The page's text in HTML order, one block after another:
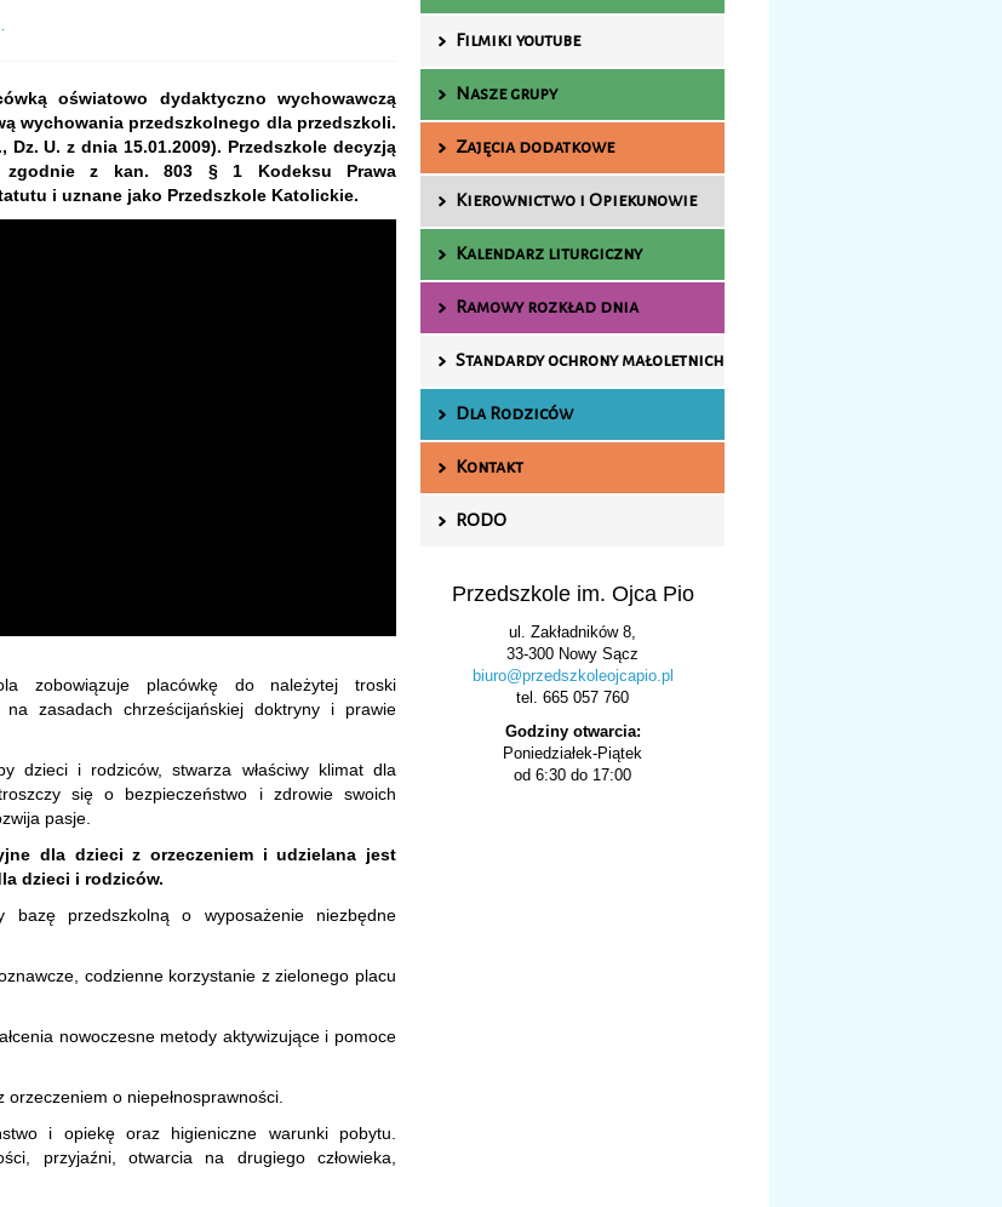
oświatowo dydaktyczno wychowawczą
wychowania przedszkolnego dla przedszkoli.
Dz. U. z dnia 15.01.2009). Przedszkole decyzją
zgodnie z kan. 803 § 1 Kodeksu Prawa
i uznane jako Przedszkole Katolickie.
zobowiązuje placówkę do należytej troski
zasadach chrześcijańskiej doktryny i prawie
dzieci i rodziców, stwarza właściwy klimat dla
się o bezpieczeństwo i zdrowie swoich
pasje.
dla dzieci z orzeczeniem i udzielana jest
dzieci i rodziców.
bazę przedszkolną o wyposażenie niezbędne
codzienne korzystanie z zielonego placu
nowoczesne metody aktywizujące i pomoce
o niepełnosprawności.
i opiekę oraz higieniczne warunki pobytu.
przyjaźni, otwarcia na drugiego człowieka,
Filmiki youtube
Nasze grupy
Zajęcia dodatkowe
Kierownictwo i Opiekunowie
Kalendarz liturgiczny
Ramowy rozkład dnia
Standardy ochrony małoletnich
Dla Rodziców
Kontakt
RODO
Przedszkole im. Ojca Pio
ul. Zakładników 8,
33-300 Nowy Sącz
biuro@przedszkoleojcapio.pl
tel. 665 057 760
Godziny otwarcia:
Poniedziałek-Piątek
od 6:30 do 17:00